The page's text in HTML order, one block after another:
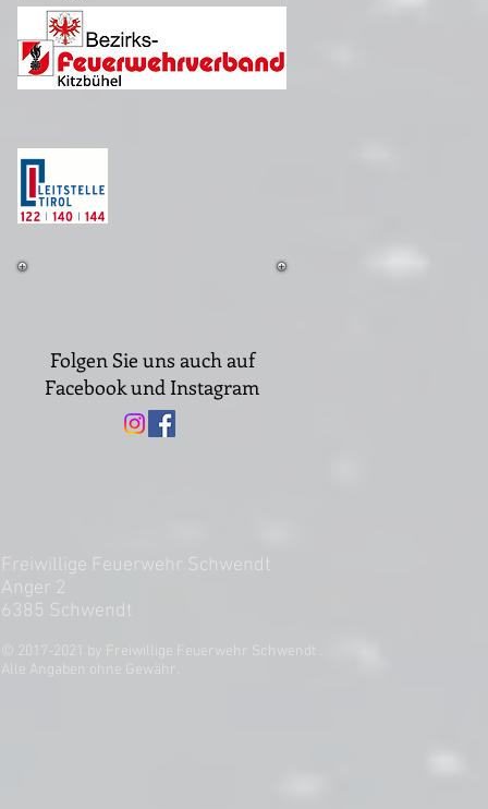
Folgen Sie uns auch auf
Facebook und Instagram
Freiwillige Feuerwehr Schwendt
Anger 2
6385 Schwendt
© 2017-2021 by Freiwillige Feuerwehr Schwendt .
Alle Angaben ohne Gewähr.